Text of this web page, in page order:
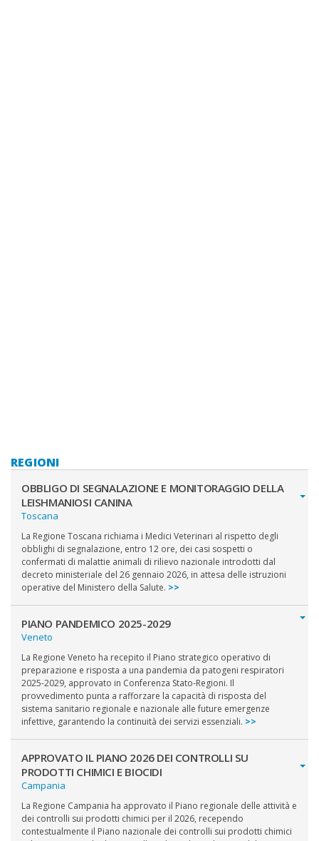
REGIONI
OBBLIGO DI SEGNALAZIONE E MONITORAGGIO DELLA
LEISHMANIOSI CANINA
Toscana
La Regione Toscana richiama i Medici Veterinari al rispetto degli
obblighi di segnalazione, entro 12 ore, dei casi sospetti o
confermati di malattie animali di rilievo nazionale introdotti dal
decreto ministeriale del 26 gennaio 2026, in attesa delle istruzioni
operative del Ministero della Salute. >>
PIANO PANDEMICO 2025-2029
Veneto
La Regione Veneto ha recepito il Piano strategico operativo di
preparazione e risposta a una pandemia da patogeni respiratori
2025-2029, approvato in Conferenza Stato-Regioni. Il
provvedimento punta a rafforzare la capacità di risposta del
sistema sanitario regionale e nazionale alle future emergenze
infettive, garantendo la continuità dei servizi essenziali. >>
APPROVATO IL PIANO 2026 DEI CONTROLLI SU
PRODOTTI CHIMICI E BIOCIDI
Campania
La Regione Campania ha approvato il Piano regionale delle attività e
dei controlli sui prodotti chimici per il 2026, recependo
contestualmente il Piano nazionale dei controlli sui prodotti chimici